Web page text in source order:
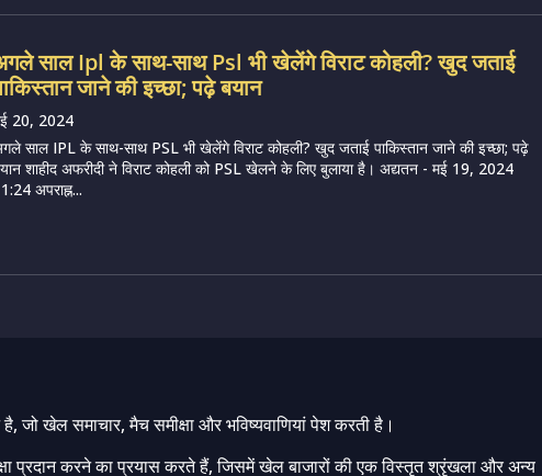
साल Ipl के साथ-साथ Psl भी खेलेंगे विराट कोहली? खुद जताई
जाने की इच्छा; पढ़े बयान
20, 2024
साल IPL के साथ-साथ PSL भी खेलेंगे विराट कोहली? खुद जताई पाकिस्तान जाने की इच्छा; पढ़े
शाहीद अफरीदी ने विराट कोहली को PSL खेलने के लिए बुलाया है। अद्यतन - मई 19, 2024
अपराह्न...
जो खेल समाचार, मैच समीक्षा और भविष्यवाणियां पेश करती है।
प्रदान करने का प्रयास करते हैं, जिसमें खेल बाजारों की एक विस्तृत श्रृंखला और अन्य